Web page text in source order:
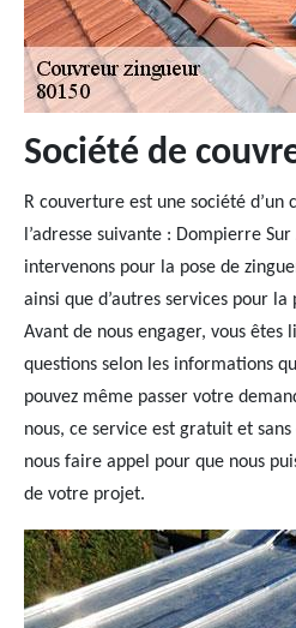
Société de
R couverture est une société d’un
l’adresse suivante : Dompierre
intervenons pour la pose de
ainsi que d’autres services pour
Avant de nous engager, vous êtes
questions selon les informations
pouvez même passer votre
nous, ce service est gratuit et
nous faire appel pour que nous
de votre projet.